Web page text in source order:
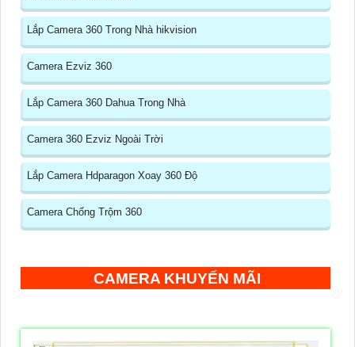
Lắp Camera 360 Trong Nhà hikvision
Camera Ezviz 360
Lắp Camera 360 Dahua Trong Nhà
Camera 360 Ezviz Ngoài Trời
Lắp Camera Hdparagon Xoay 360 Độ
Camera Chống Trộm 360
CAMERA KHUYẾN MÃI